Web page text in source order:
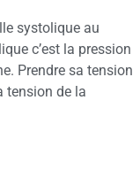
systolique au
c’est la pression
Prendre sa tension
tension de la